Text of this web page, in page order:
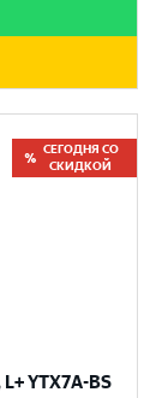
СЕГОДНЯ СО
СКИДКОЙ
YTX7A-BS